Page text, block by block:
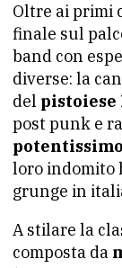
Oltre ai primi
finale sul
band con
diverse: la
del pistoiese
post punk e
loro indomito
grunge in
A stilare la
composta da